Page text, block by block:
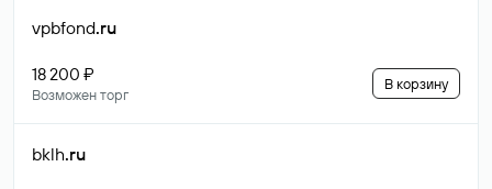
vpbfond.ru
18 200 ₽
Возможен торг
В корзину
bklh.ru